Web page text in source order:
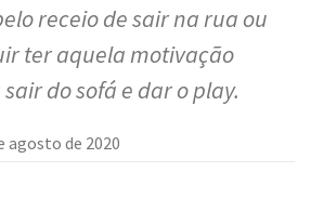
receio de sair na rua ou
ter aquela motivação
do sofá e dar o play.
agosto de 2020